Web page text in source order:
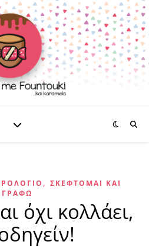
, ΣΚΈΦΤΟΜΑΙ ΚΑΙ
ΓΡΆΦΩ
όχι κολλάει,